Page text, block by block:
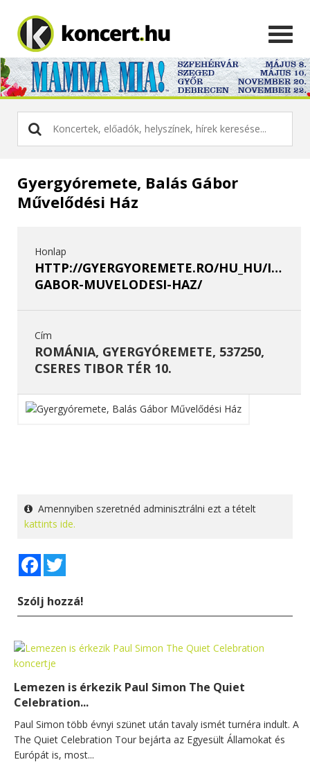
Gyergyóremete, Balás Gábor
Művelődési Ház
Honlap
HTTP://GYERGYOREMETE.RO/HU_HU/
GABOR-MUVELODESI-HAZ/
Cím
ROMÁNIA, GYERGYÓREMETE, 537250,
CSERES TIBOR TÉR 10.
Amennyiben szeretnéd adminisztrálni ezt a tételt
kattints ide.
Facebook
Szólj hozzá!
Lemezen is érkezik Paul Simon The Quiet
Celebration...
Paul Simon több évnyi szünet után tavaly ismét turnéra indult. A
The Quiet Celebration Tour bejárta az Egyesült Államokat és
Európát is, most...